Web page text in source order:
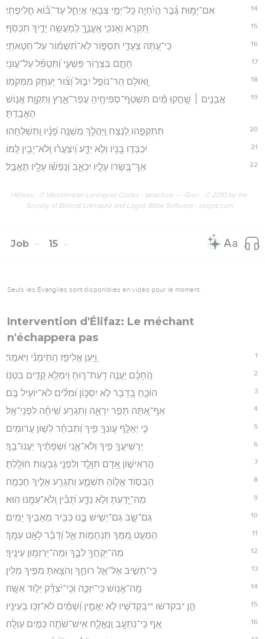
14 אִם־יָמ֥וּת גֶּ֗בֶר הֲיִ֫חְיֶ֥ה כָּל־יְמֵ֣י צְבָאִ֣י אֲיַחֵ֑ל עַד־בּ֝֗וֹא חֲלִיפָתִֽי׃
15 תִּ֭קְרָא וְאָנֹכִ֣י אֶֽעֱנֶ֑ךָּ לְֽמַעֲשֵׂ֖ה יָדֶ֣יךָ תִכְסֹֽף׃
16 כִּֽי־עַ֭תָּה צְעָדַ֣י תִּסְפּ֑וֹר לֹֽא־תִ֝שְׁמ֗וֹר עַל־חַטָּאתִֽי׃
17 חָתֻ֣ם בִּצְר֣וֹר פִּשְׁעִ֑י וַ֝תִּטְפֹּ֗ל עַל־עֲוֺנִֽי׃
18 וְ֭אוּלָם הַר־נוֹפֵ֣ל יִבּ֑וֹל וְ֝צ֗וּר יֶעְתַּ֥ק מִמְּקֹמֽוֹ׃
19
אֲבָנִ֤ים ׀ שָׁ֥חֲקוּ מַ֗יִם תִּשְׁטֹֽף־סְפִיחֶ֥יהָ עֲפַר־אָ֑רֶץ וְתִקְוַ֖ת אֱנ֣וֹשׁ
הֶאֱבַֽדְתָּ׃
20 תִּתְקְפֵ֣הוּ לָ֭נֶצַח וַֽיַּהֲלֹ֑ךְ מְשַׁנֶּ֥ה פָ֝נָ֗יו וַֽתְּשַׁלְּחֵֽהוּ׃
21 יִכְבְּד֣וּ בָ֭נָיו וְלֹ֣א יֵדָ֑ע וְ֝יִצְעֲר֗וּ וְֽלֹא־יָבִ֥ין לָֽמוֹ׃
22 אַךְ־בְּ֭שָׂרוֹ עָלָ֣יו יִכְאָ֑ב וְ֝נַפְשׁ֗וֹ עָלָ֥יו תֶּאֱבָֽל׃
Hébreu : © Westminster Leningrad Codex - tanach.us --- Grec : © 2010 by the
Society of Biblical Literature and Logos Bible Software - sblgnt.com
Job 15
Seuls les Évangiles sont disponibles en vidéo pour le moment.
Intervention d'Élifaz: Le méchant
n'échappera pas
1 וַ֭יַּעַן אֱלִיפַ֥ז הַֽתֵּימָנִ֗י וַיֹּאמַֽר׃
2 הֶֽחָכָ֗ם יַעֲנֶ֥ה דַֽעַת־ר֑וּחַ וִֽימַלֵּ֖א קָדִ֣ים בִּטְנֽוֹ׃
3 הוֹכֵ֣חַ בְּ֭דָבָר לֹ֣א יִסְכּ֑וֹן וּ֝מִלִּ֗ים לֹא־יוֹעִ֥יל בָּֽם׃
4 אַף־אַ֭תָּה תָּפֵ֣ר יִרְאָ֑ה וְתִגְרַ֥ע שִׂ֝יחָ֗ה לִפְנֵי־אֵֽל׃
5 כִּ֤י יְאַלֵּ֣ף עֲוֺנְךָ֣ פִ֑יךָ וְ֝תִבְחַ֗ר לְשׁ֣וֹן עֲרוּמִֽים׃
6 יַרְשִֽׁיעֲךָ֣ פִ֣יךָ וְלֹא־אָ֑נִי וּ֝שְׂפָתֶ֗יךָ יַעֲנוּ־בָֽךְ׃
7 הֲרִאישׁ֣וֹן אָ֭דָם תִּוָּלֵ֑ד וְלִפְנֵ֖י גְבָע֣וֹת חוֹלָֽלְתָּ׃
8 הַבְס֣וֹד אֱל֣וֹהַ תִּשְׁמָ֑ע וְתִגְרַ֖ע אֵלֶ֣יךָ חָכְמָֽה׃
9 מַה־יָּ֭דַעְתָּ וְלֹ֣א נֵדָ֑ע תָּ֝בִ֗ין וְֽלֹא־עִמָּ֥נוּ הֽוּא׃
10 גַּם־שָׂ֣ב גַּם־יָשִׁ֣ישׁ בָּ֑נוּ כַּבִּ֖יר מֵאָבִ֣יךָ יָמִֽים׃
11 הַמְעַ֣ט מִ֭מְּךָ תַּנְחֻמ֣וֹת אֵ֑ל וְ֝דָבָ֗ר לָאַ֥ט עִמָּֽךְ׃
12 מַה־יִּקָּחֲךָ֥ לִבֶּ֑ךָ וּֽמַה־יִּרְזְמ֥וּן עֵינֶֽיךָ׃
13 כִּֽי־תָשִׁ֣יב אֶל־אֵ֣ל רוּחֶ֑ךָ וְהֹצֵ֖אתָ מִפִּ֣יךָ מִלִּֽין׃
14 מָֽה־אֱנ֥וֹשׁ כִּֽי־יִזְכֶּ֑ה וְכִֽי־יִ֝צְדַּ֗ק יְל֣וּד אִשָּֽׁה׃
15 הֵ֣ן *בקדשו **בִּ֭קְדֹשָׁיו לֹ֣א יַאֲמִ֑ין וְ֝שָׁמַ֗יִם לֹא־זַכּ֥וּ בְעֵינָֽיו׃
16 אַ֭ף כִּֽי־נִתְעָ֥ב וְֽנֶאֱלָ֑ח אִישׁ־שֹׁתֶ֖ה כַמַּ֣יִם עַוְלָֽה׃